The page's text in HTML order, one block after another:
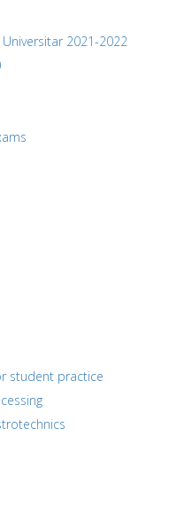
2021-2022
student practice